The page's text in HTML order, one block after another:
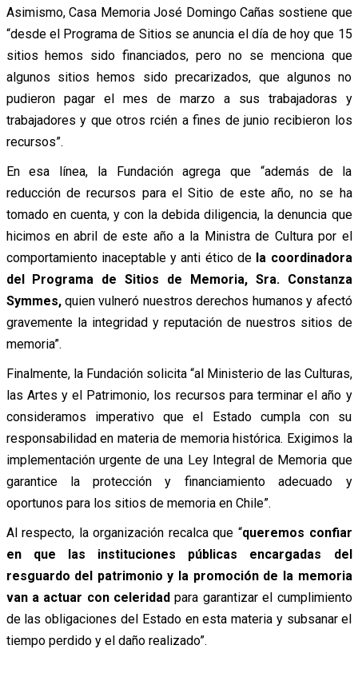
Asimismo, Casa Memoria José Domingo Cañas sostiene que
“desde el Programa de Sitios se anuncia el día de hoy que 15
sitios hemos sido financiados, pero no se menciona que
algunos sitios hemos sido precarizados, que algunos no
pudieron pagar el mes de marzo a sus trabajadoras y
trabajadores y que otros rcién a fines de junio recibieron los
recursos”.
En esa línea, la Fundación agrega que “además de la
reducción de recursos para el Sitio de este año, no se ha
tomado en cuenta, y con la debida diligencia, la denuncia que
hicimos en abril de este año a la Ministra de Cultura por el
comportamiento inaceptable y anti ético de la coordinadora
del Programa de Sitios de Memoria, Sra. Constanza
Symmes,quien vulneró nuestros derechos humanos y afectó
gravemente la integridad y reputación de nuestros sitios de
memoria”.
Finalmente, la Fundación solicita “al Ministerio de las Culturas,
las Artes y el Patrimonio, los recursos para terminar el año y
consideramos imperativo que el Estado cumpla con su
responsabilidad en materia de memoria histórica. Exigimos la
implementación urgente de una Ley Integral de Memoria que
garantice la protección y financiamiento adecuado y
oportunos para los sitios de memoria en Chile”.
Al respecto, la organización recalca que “queremos confiar
en que las instituciones públicas encargadas del
resguardo del patrimonio y la promoción de la memoria
van a actuar con celeridad para garantizar el cumplimiento
de las obligaciones del Estado en esta materia y subsanar el
tiempo perdido y el daño realizado”.